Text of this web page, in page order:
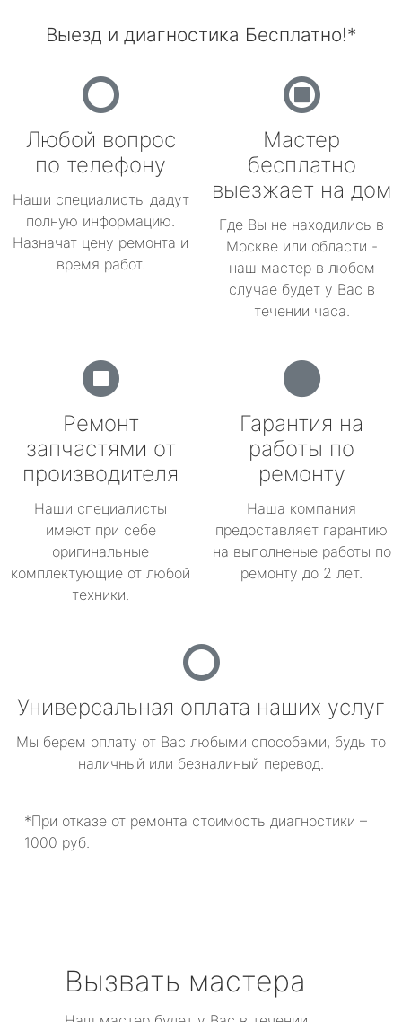
Выезд и диагностика Бесплатно!*
Любой вопрос
по телефону
Наши специалисты дадут
полную информацию.
Назначат цену ремонта и
время работ.
Мастер
бесплатно
выезжает на дом
Где Вы не находились в
Москве или области -
наш мастер в любом
случае будет у Вас в
течении часа.
Ремонт
запчастями от
производителя
Наши специалисты
имеют при себе
оригинальные
комплектующие от любой
техники.
Гарантия на
работы по
ремонту
Наша компания
предоставляет гарантию
на выполненые работы по
ремонту до 2 лет.
Универсальная оплата наших услуг
Мы берем оплату от Вас любыми способами, будь то
наличный или безналиный перевод.
*При отказе от ремонта стоимость диагностики –
1000 руб.
Вызвать мастера